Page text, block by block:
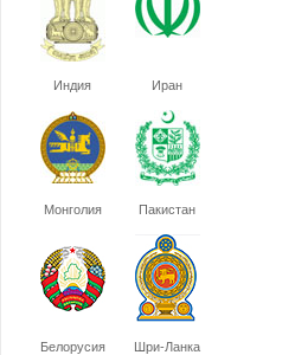
Индия Иран
Монголия Пакистан
Белорусия Шри-Ланка